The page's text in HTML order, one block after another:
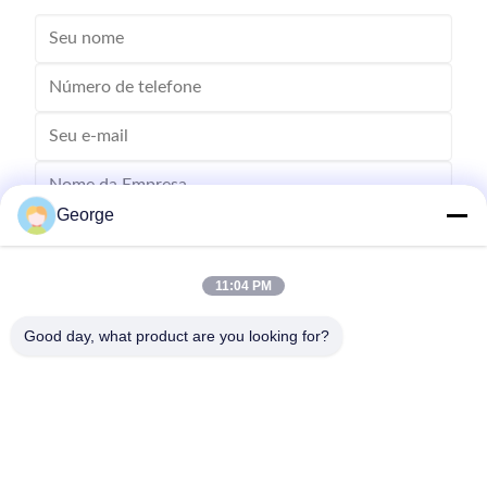
George
11:04 PM
Good day, what product are you looking for?